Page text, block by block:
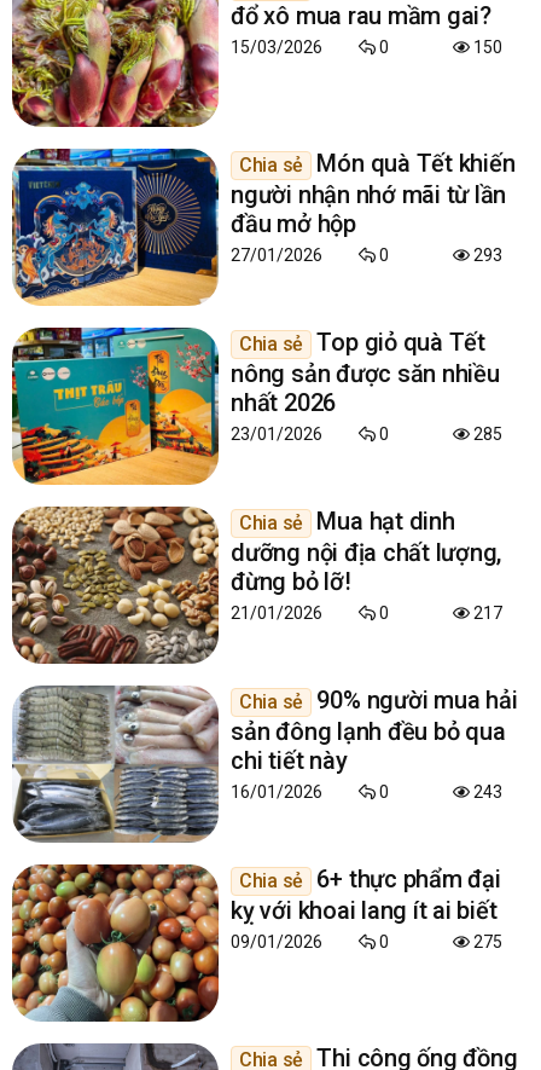
đổ xô mua rau mầm gai?
15/03/2026 0 150
Chia sẻ
Món quà Tết khiến
người nhận nhớ mãi từ lần
đầu mở hộp
27/01/2026 0 293
Chia sẻ
Top giỏ quà Tết
nông sản được săn nhiều
nhất 2026
23/01/2026 0 285
Chia sẻ
Mua hạt dinh
dưỡng nội địa chất lượng,
đừng bỏ lỡ!
21/01/2026 0 217
Chia sẻ
90% người mua hải
sản đông lạnh đều bỏ qua
chi tiết này
16/01/2026 0 243
Chia sẻ
6+ thực phẩm đại
kỵ với khoai lang ít ai biết
09/01/2026 0 275
Chia sẻ Thi công ống đồng